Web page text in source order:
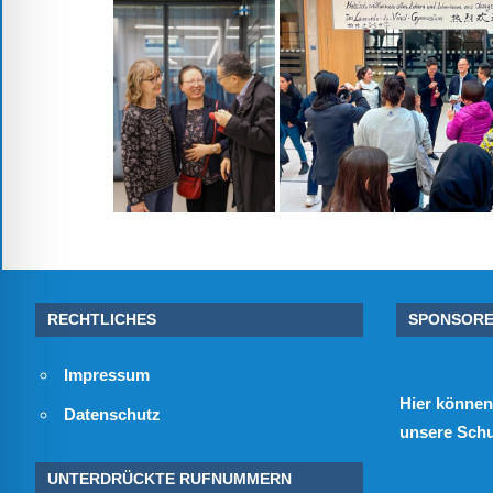
RECHTLICHES
Impressum
Datenschutz
UNTERDRÜCKTE RUFNUMMERN
Hier
unsere